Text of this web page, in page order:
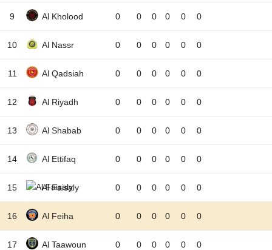
9 Al Kholood 0 0 0 0 0 0
10 Al Nassr 0 0 0 0 0 0
11 Al Qadsiah 0 0 0 0 0 0
12 Al Riyadh 0 0 0 0 0 0
13 Al Shabab 0 0 0 0 0 0
14 Al Ettifaq 0 0 0 0 0 0
15 Al Faisaly 0 0 0 0 0 0
16 Al Feiha 0 0 0 0 0 0
17 Al Taawoun 0 0 0 0 0 0